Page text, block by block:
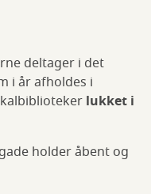
deltager i det
i år afholdes i
lukket i
holder åbent og